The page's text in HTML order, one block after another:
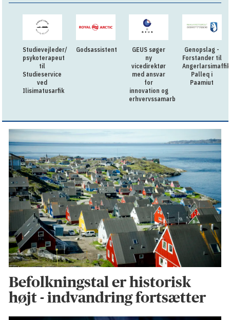
Studievejleder/
psykoterapeut
til
Studieservice
ved
Ilisimatusarfik
Godsassistent
GEUS søger
ny
vicedirektør
med ansvar
for
innovation og
erhvervssamarbejde
Genopslag -
Forstander til
Angerlarsimaffik
Palleq i
Paamiut
Befolkningstal er historisk
højt - indvandring fortsætter